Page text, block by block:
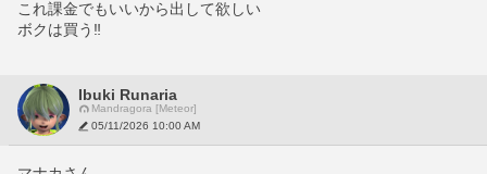
これ課金でもいいから出して欲しい
ボクは買う‼️
Ibuki Runaria
Mandragora [Meteor]
05/11/2026 10:00 AM